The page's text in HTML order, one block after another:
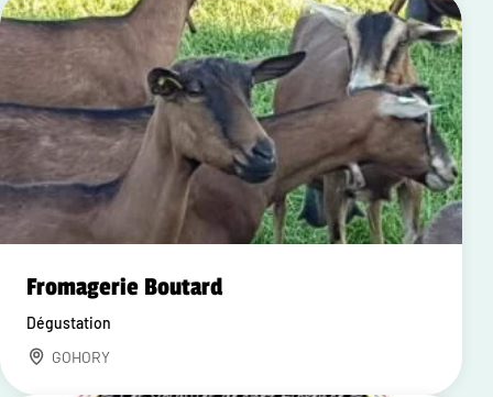
Fromagerie Boutard
Dégustation
GOHORY